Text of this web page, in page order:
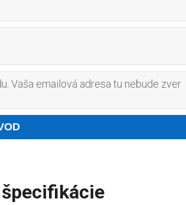
Vaša emailová adresa tu nebude zver
špecifikácie